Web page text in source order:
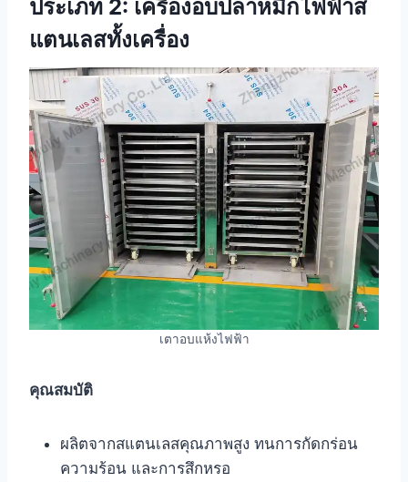
ประเภท 2: เครื่องอบปลาหมึกไฟฟ้าส
แตนเลสทั้งเครื่อง
เตาอบแห้งไฟฟ้า
คุณสมบัติ
ผลิตจากสแตนเลสคุณภาพสูง ทนการกัดกร่อน
ความร้อน และการสึกหรอ